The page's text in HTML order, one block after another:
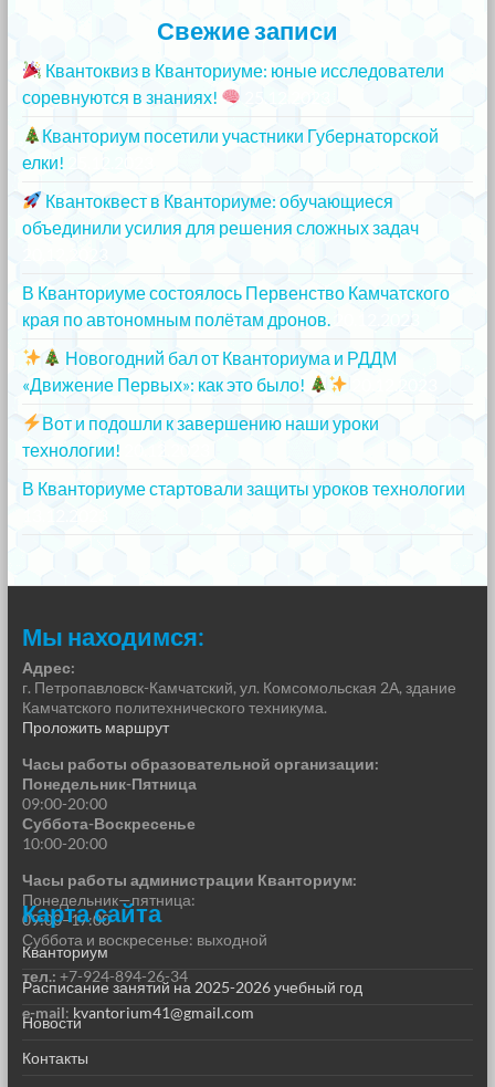
Свежие записи
Квантоквиз в Кванториуме: юные исследователи
соревнуются в знаниях!
Кванториум посетили участники Губернаторской
елки!
Квантоквест в Кванториуме: обучающиеся
объединили усилия для решения сложных задач
В Кванториуме состоялось Первенство Камчатского
края по автономным полётам дронов.
Новогодний бал от Кванториума и РДДМ
«Движение Первых»: как это было!
Вот и подошли к завершению наши уроки
технологии!
В Кванториуме стартовали защиты уроков технологии
Мы находимся:
Адрес:
г. Петропавловск-Камчатский, ул. Комсомольская 2А, здание
Камчатского политехнического техникума.
Проложить маршрут
Часы работы образовательной организации:
Понедельник-Пятница
09:00-20:00
Суббота-Воскресенье
10:00-20:00
Часы работы администрации Кванториум:
Понедельник—пятница:
09:00–17:00
Суббота и воскресенье: выходной
тел.: +7-924-894-26-34
e-mail: kvantorium41@gmail.com
Карта сайта
Кванториум
Расписание занятий на 2025-2026 учебный год
Новости
Контакты